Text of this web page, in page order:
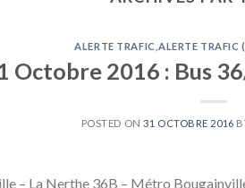
ALERTE TRAFIC ,ALERTE TRAFIC
Octobre 2016 : Bus
POSTED ON31 OCTOBRE 2016
– La Nerthe 36B – Métro